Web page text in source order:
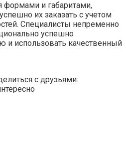
формами и габаритами,
их заказать с учетом
Специалисты непременно
успешно
и использовать качественный
с друзьями: